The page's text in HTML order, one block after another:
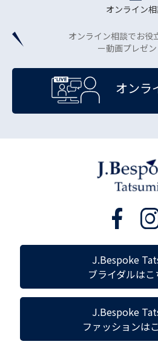
オンライン
オンライン相談でお役
ー動画プレゼン
オンラ
J.Bespoke
ブライダルはこ
J.Bespoke
ファッションは